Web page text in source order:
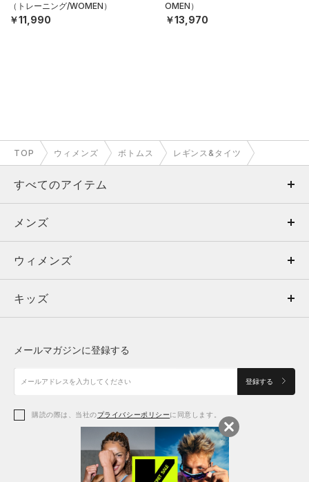
（トレーニング/WOMEN）
￥11,990
OMEN）
￥13,970
TOP ウィメンズ ボトムス レギンス&タイツ
すべてのアイテム
メンズ
ウィメンズ
キッズ
アクセサリー
メンズ
トップス
ボトムス
アクセサリー
ウィメンズ
トップス
シューズ
アクセサリー
キッズ
シューズ
メールマガジンに登録する
登録する
購読の際は、当社のプライバシーポリシーに同意します。